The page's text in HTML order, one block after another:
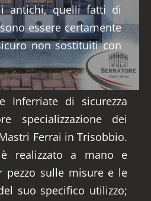
antichi, quelli fatti di
essere certamente
non sostituiti con
Inferriate di sicurezza
specializzazione dei
Ferrai in Trisobbio.
realizzato a mano e
pezzo sulle misure e le
suo specifico utilizzo;